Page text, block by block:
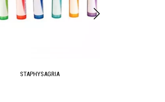
STAPHYSAGRIA